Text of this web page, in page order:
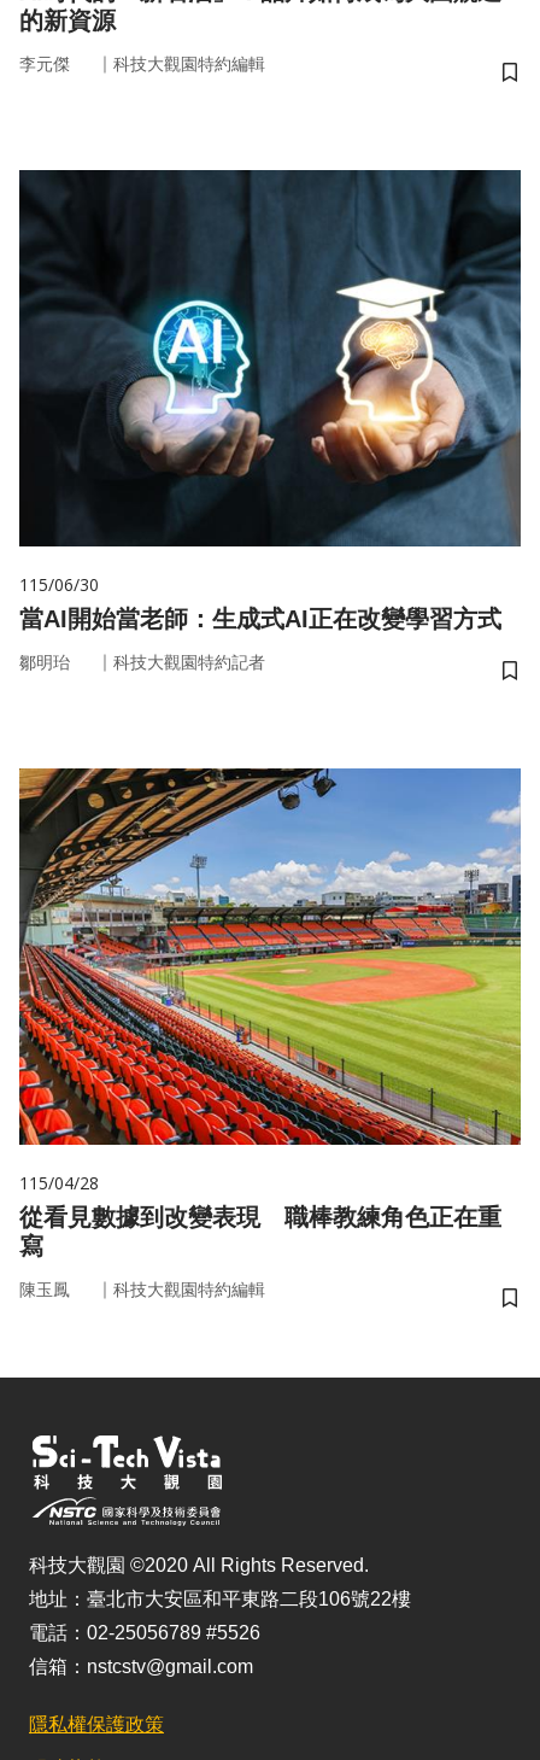
的新資源
李元傑 ｜ 科技大觀園特約編輯
儲
115/06/30
當AI開始當老師：生成式AI正在改變學習方式
鄒明珆 ｜ 科技大觀園特約記者
儲
115/04/28
從看見數據到改變表現 職棒教練角色正在重
寫
陳玉鳳 ｜ 科技大觀園特約編輯
儲
科技大觀園 ©2020 All Rights Reserved.
地址：臺北市大安區和平東路二段106號22樓
電話：02-25056789 #5526
信箱：nstcstv@gmail.com
隱私權保護政策